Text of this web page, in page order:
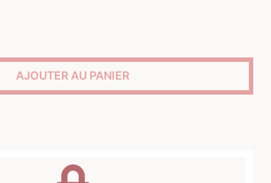
AJOUTER AU PANIER